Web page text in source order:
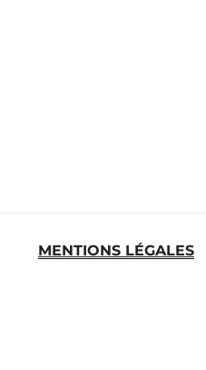
MENTIONS LÉGALES